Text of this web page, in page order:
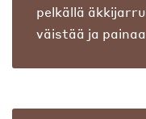
pelkällä
väistää ja